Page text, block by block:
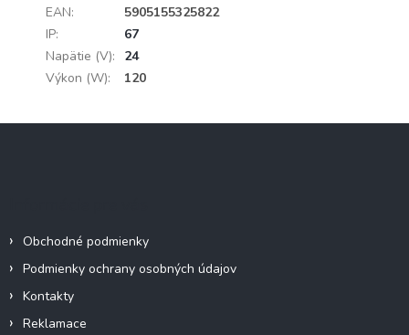
EAN:
5905155325822
IP:
67
Napätie (V):
24
Výkon (W): 120
Obchodné podmienky
Podmienky ochrany osobných údajov
Kontakty
Reklamace